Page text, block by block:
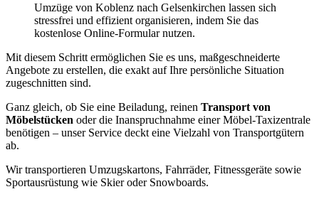
Umzüge von Koblenz nach Gelsenkirchen lassen sich
stressfrei und effizient organisieren, indem Sie das
kostenlose Online-Formular nutzen.
Mit diesem Schritt ermöglichen Sie es uns, maßgeschneiderte
Angebote zu erstellen, die exakt auf Ihre persönliche Situation
zugeschnitten sind.
Ganz gleich, ob Sie eine Beiladung, reinen Transport von
Möbelstücken oder die Inanspruchnahme einer Möbel-Taxizentrale
benötigen – unser Service deckt eine Vielzahl von Transportgütern
ab.
Wir transportieren Umzugskartons, Fahrräder, Fitnessgeräte sowie
Sportausrüstung wie Skier oder Snowboards.